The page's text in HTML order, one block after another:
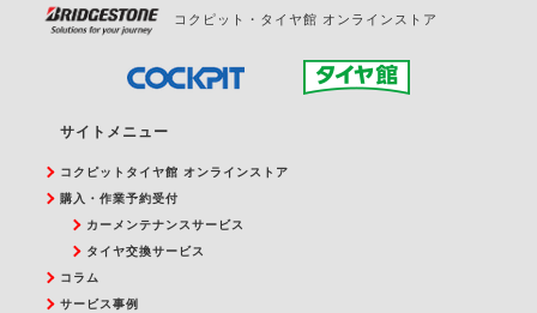
コクピット・タイヤ館 オンラインストア
サイトメニュー
コクピットタイヤ館 オンラインストア
購入・作業予約受付
カーメンテナンスサービス
タイヤ交換サービス
コラム
サービス事例